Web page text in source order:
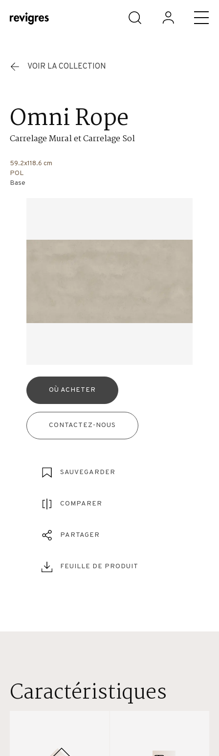
Aller au contenu principal
VOIR LA COLLECTION
Omni Rope
Carrelage Mural et Carrelage Sol
59.2x118.6 cm
POL
Base
OÙ ACHETER
CONTACTEZ-NOUS
SAUVEGARDER
COMPARER
PARTAGER
FEUILLE DE PRODUIT
Caractéristiques